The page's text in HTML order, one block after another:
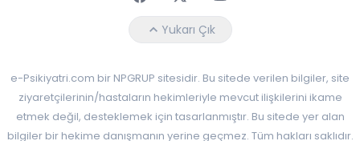
FaceebokTwitterYoutube
Yukarı Çık
e-Psikiyatri.com bir NPGRUP sitesidir. Bu sitede verilen bilgiler, site
ziyaretçilerinin/hastaların hekimleriyle mevcut ilişkilerini ikame
etmek değil, desteklemek için tasarlanmıştır. Bu sitede yer alan
bilgiler bir hekime danışmanın yerine geçmez. Tüm hakları saklıdır.